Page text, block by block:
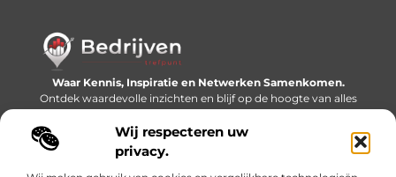
Wij respecteren uw
privacy.
Waar Kennis, Inspiratie en Netwerken Samenkomen.
Ontdek waardevolle inzichten en blijf op de hoogte van alles
wat er speelt in de wereld.
Bericht categorie